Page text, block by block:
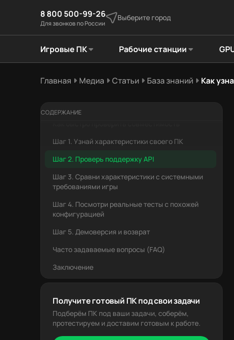
8 800 500-99-26
Для звонков по России
Выберите город
Игровые ПК Рабочие станции
Главная Медиа Статьи База знаний Как
СОДЕРЖАНИЕ
Шаг 1. Узнай характеристики своего ПК
Шаг 2. Проверь поддержку API
Шаг 3. Сравни характеристики с системными
требованиями игры
Шаг 4. Посмотри реальные тесты с похожей
конфигурацией
Шаг 5. Демоверсия и возврат
Часто задаваемые вопросы (FAQ)
Заключение
Получите готовый ПК под свои задачи
Подберём ПК под ваши задачи, соберём,
протестируем и доставим готовым к работе.